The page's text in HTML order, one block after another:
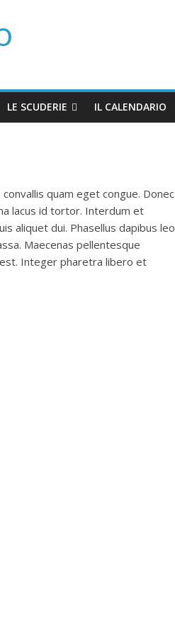
LE SCUDERIE IL CALENDARIO
quam eget congue. Donec
lacus id tortor. Interdum et
aliquet dui. Phasellus dapibus leo
Maecenas pellentesque
Integer pharetra libero et